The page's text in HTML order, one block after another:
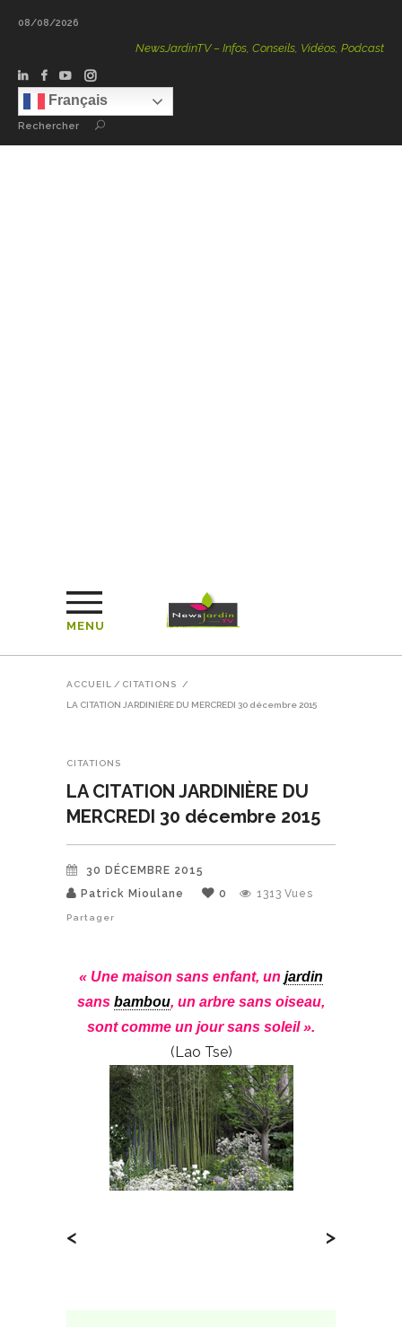
08/08/2026
NewsJardinTV – Infos, Conseils, Vidéos, Podcasts – 100 %
Français
Rechercher
MENU
ACCUEIL / CITATIONS /
LA CITATION JARDINIÈRE DU MERCREDI 30 décembre 2015
CITATIONS
LA CITATION JARDINIÈRE DU
MERCREDI 30 décembre 2015
30 DÉCEMBRE 2015
Patrick Mioulane
0 1313 Vues
Partager
« Une maison sans enfant, un jardin
sans bambou, un arbre sans oiseau,
sont comme un jour sans soleil ».
(Lao Tse)
< >